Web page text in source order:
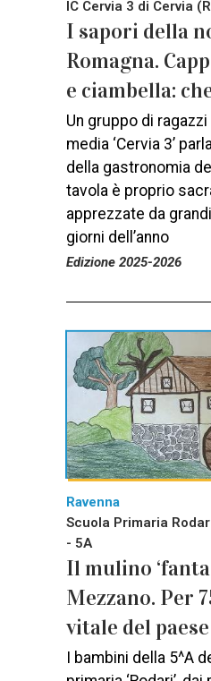
IC Cervia 3 di Cervia
I sapori della
Romagna.
e ciambella:
Un gruppo di
media ‘Cervia 3’
della gastronomia
tavola è proprio
apprezzate da
giorni dell’anno
Edizione 2025-2026
Ravenna
Scuola Primaria
- 5A
Il mulino
Mezzano. Per
vitale del paese
I bambini della 5^A